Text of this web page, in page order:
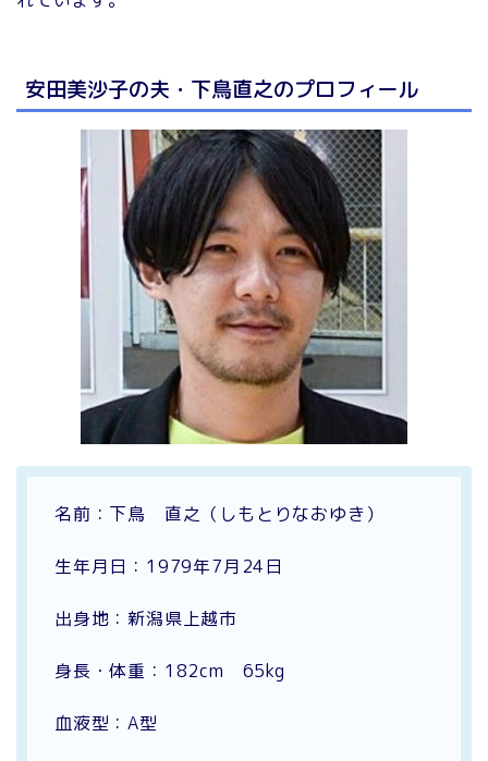
安田美沙子の夫・下鳥直之のプロフィール
名前：下鳥 直之（しもとりなおゆき）
生年月日：1979年7月24日
出身地：新潟県上越市
身長・体重：182cm 65kg
血液型：A型